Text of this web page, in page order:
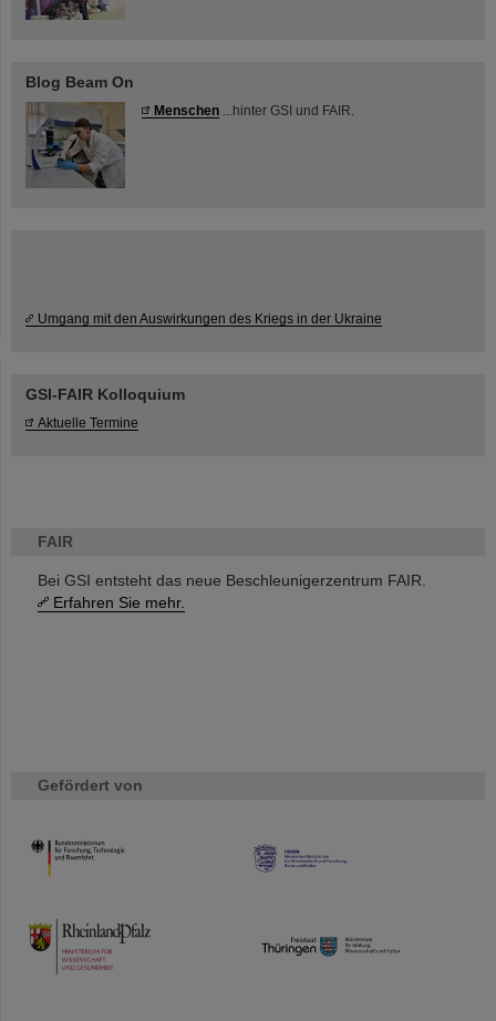
FAIR
Bei GSI entsteht das neue Beschleunigerzentrum FAIR.
Erfahren Sie mehr.
Gefördert von
HMWK
TMWWDG
Blog Beam On
Menschen ...hinter GSI und FAIR.
Umgang mit den Auswirkungen des Kriegs in der Ukraine
GSI-FAIR Kolloquium
Aktuelle Termine